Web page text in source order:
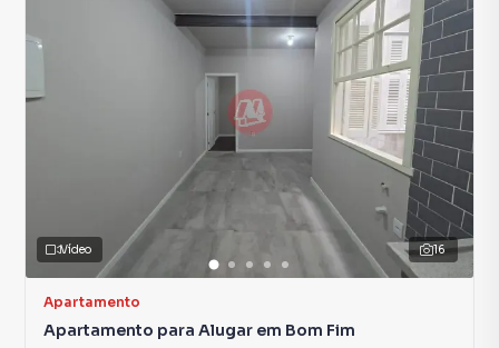
16
Vídeo
Apartamento
Apartamento para Alugar em Bom Fim